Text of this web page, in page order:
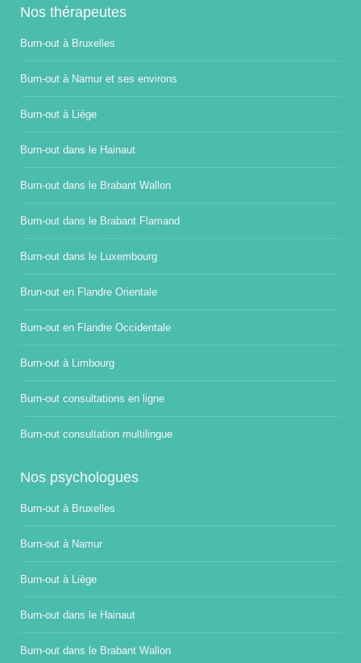
Nos thérapeutes
Burn-out à Bruxelles
Burn-out à Namur et ses environs
Burn-out à Liège
Burn-out dans le Hainaut
Burn-out dans le Brabant Wallon
Burn-out dans le Brabant Flamand
Burn-out dans le Luxembourg
Brun-out en Flandre Orientale
Burn-out en Flandre Occidentale
Burn-out à Limbourg
Burn-out consultations en ligne
Burn-out consultation multilingue
Nos psychologues
Burn-out à Bruxelles
Burn-out à Namur
Burn-out à Liège
Burn-out dans le Hainaut
Burn-out dans le Brabant Wallon